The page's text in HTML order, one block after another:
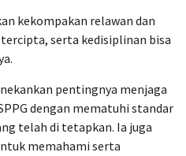
kekompakan relawan dan
serta kedisiplinan bisa
pentingnya menjaga
dengan mematuhi standar
telah di tetapkan. Ia juga
memahami serta